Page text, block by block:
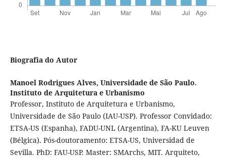
Biografia do Autor
Manoel Rodrigues Alves, Universidade de São Paulo.
Instituto de Arquitetura e Urbanismo
Professor, Instituto de Arquitetura e Urbanismo,
Universidade de São Paulo (IAU-USP). Professor Convidado:
ETSA-US (Espanha), FADU-UNL (Argentina), FA-KU Leuven
(Bélgica). Pós-doutoramento: ETSA-US, Universidad de
Sevilla. PhD: FAU-USP. Master: SMArchs, MIT. Arquiteto,